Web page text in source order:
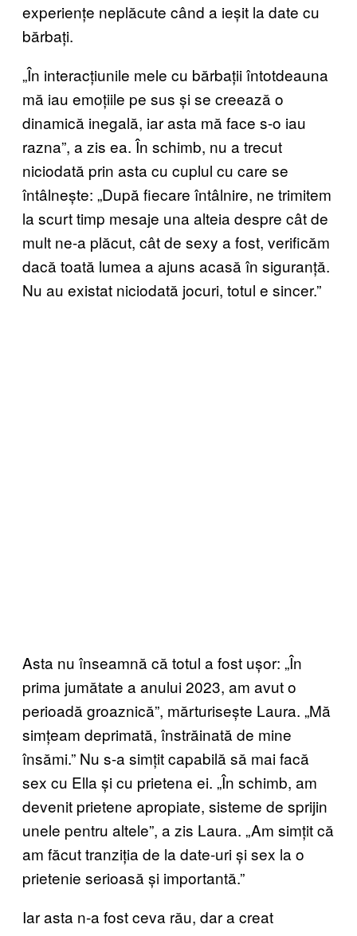
experiențe neplăcute când a ieșit la date cu
bărbați.
„În interacțiunile mele cu bărbații întotdeauna
mă iau emoțiile pe sus și se creează o
dinamică inegală, iar asta mă face s-o iau
razna”, a zis ea. În schimb, nu a trecut
niciodată prin asta cu cuplul cu care se
întâlnește: „După fiecare întâlnire, ne trimitem
la scurt timp mesaje una alteia despre cât de
mult ne-a plăcut, cât de sexy a fost, verificăm
dacă toată lumea a ajuns acasă în siguranță.
Nu au existat niciodată jocuri, totul e sincer.”
Asta nu înseamnă că totul a fost ușor: „În
prima jumătate a anului 2023, am avut o
perioadă groaznică”, mărturisește Laura. „Mă
simțeam deprimată, înstrăinată de mine
însămi.” Nu s-a simțit capabilă să mai facă
sex cu Ella și cu prietena ei. „În schimb, am
devenit prietene apropiate, sisteme de sprijin
unele pentru altele”, a zis Laura. „Am simțit că
am făcut tranziția de la date-uri și sex la o
prietenie serioasă și importantă.”
Iar asta n-a fost ceva rău, dar a creat